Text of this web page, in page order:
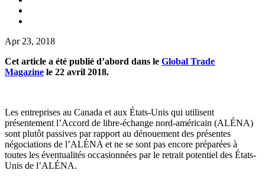
Apr 23, 2018
Cet article a été publié d’abord dans le Global Trade
Magazine le 22 avril 2018.
Les entreprises au Canada et aux États-Unis qui utilisent
présentement l’Accord de libre-échange nord-américain (ALÉNA)
sont plutôt passives par rapport au dénouement des présentes
négociations de l’ALÉNA et ne se sont pas encore préparées à
toutes les éventualités occasionnées par le retrait potentiel des États-
Unis de l’ALÉNA.